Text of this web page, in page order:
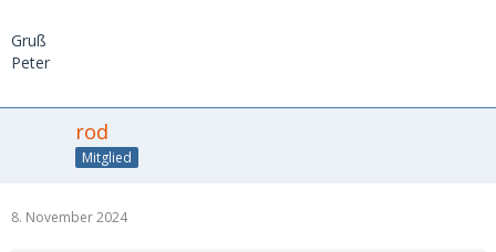
Gruß
Peter
rod
Mitglied
8. November 2024